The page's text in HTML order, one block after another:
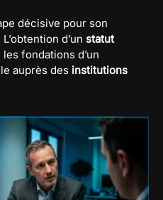
décisive pour son
L’obtention d’un statut
les fondations d’un
auprès des institutions